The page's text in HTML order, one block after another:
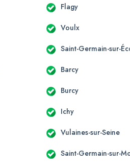
Flagy
Voulx
Saint-Germain-sur-
Barcy
Burcy
Ichy
Vulaines-sur-Seine
Saint-Germain-sur-